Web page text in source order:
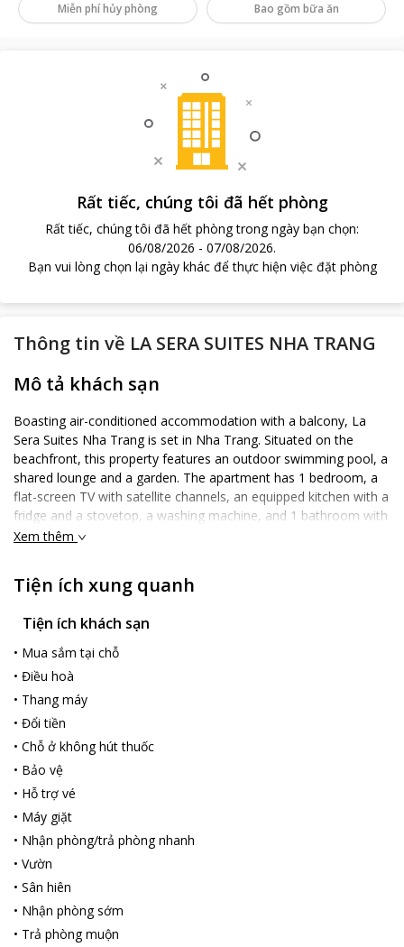
Miễn phí hủy phòng Bao gồm bữa ăn
Rất tiếc, chúng tôi đã hết phòng
Rất tiếc, chúng tôi đã hết phòng trong ngày bạn chọn:
06/08/2026 - 07/08/2026.
Bạn vui lòng chọn lại ngày khác để thực hiện việc đặt phòng
Thông tin về LA SERA SUITES NHA TRANG
Mô tả khách sạn
Boasting air-conditioned accommodation with a balcony, La
Sera Suites Nha Trang is set in Nha Trang. Situated on the
beachfront, this property features an outdoor swimming pool, a
shared lounge and a garden. The apartment has 1 bedroom, a
flat-screen TV with satellite channels, an equipped kitchen with a
fridge and a stovetop, a washing machine, and 1 bathroom with
a shower. Staff at the apartment are available to provide advice
Nha Trang. Vinpearl Land Nha Trang post is 0.5 km from the
from the property. The nearest airport is Cam Ranh
International, 37 km from La Sera Suites Nha Trang, and the
property offers a paid airport shuttle service.😍😍😍😍
Xem thêm
Tiện ích xung quanh
Tiện ích khách sạn
• Mua sắm tại chỗ
• Điều hoà
• Thang máy
• Đổi tiền
• Chỗ ở không hút thuốc
• Bảo vệ
• Hỗ trợ vé
• Máy giặt
• Nhận phòng/trả phòng nhanh
• Vườn
• Sân hiên
• Nhận phòng sớm
• Trả phòng muộn